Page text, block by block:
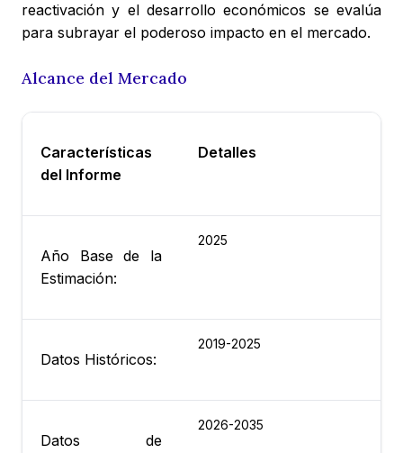
reactivación y el desarrollo económicos se evalúa
para subrayar el poderoso impacto en el mercado.
Alcance del Mercado
Características
del Informe
Detalles
Año Base de la
Estimación:
2025
Datos Históricos:
2019-2025
Datos de
2026-2035